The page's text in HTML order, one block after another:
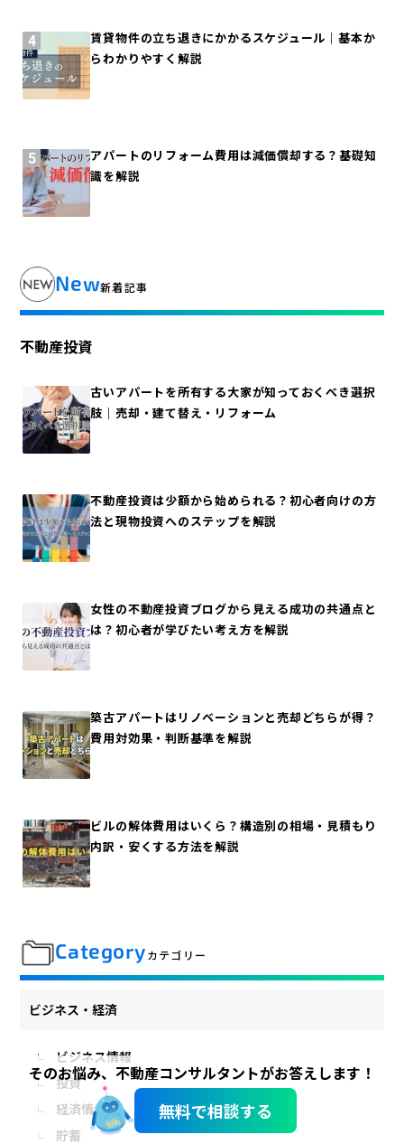
賃貸物件の立ち退きにかかるスケジュール｜基本か
らわかりやすく解説
アパートのリフォーム費用は減価償却する？基礎知
識を解説
New新着記事
不動産投資
古いアパートを所有する大家が知っておくべき選択
肢｜売却・建て替え・リフォーム
不動産投資は少額から始められる？初心者向けの方
法と現物投資へのステップを解説
女性の不動産投資ブログから見える成功の共通点と
は？初心者が学びたい考え方を解説
築古アパートはリノベーションと売却どちらが得？
費用対効果・判断基準を解説
ビルの解体費用はいくら？構造別の相場・見積もり
内訳・安くする方法を解説
Categoryカテゴリー
ビジネス・経済
ビジネス情報
投資
経済情報
貯蓄
そのお悩み、不動産コンサルタントがお答えします！
無料で相談する